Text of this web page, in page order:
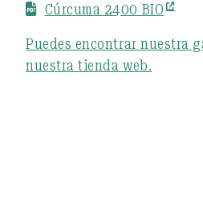
Cúrcuma 2400 BIO
Puedes encontrar nuestra
nuestra tienda web.